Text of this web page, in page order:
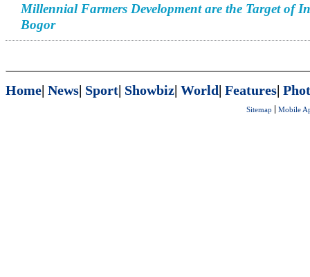
Millennial Farmers Development are the Target of
Bogor
Home| News| Sport| Showbiz| World| Features|
Sitemap Mobile